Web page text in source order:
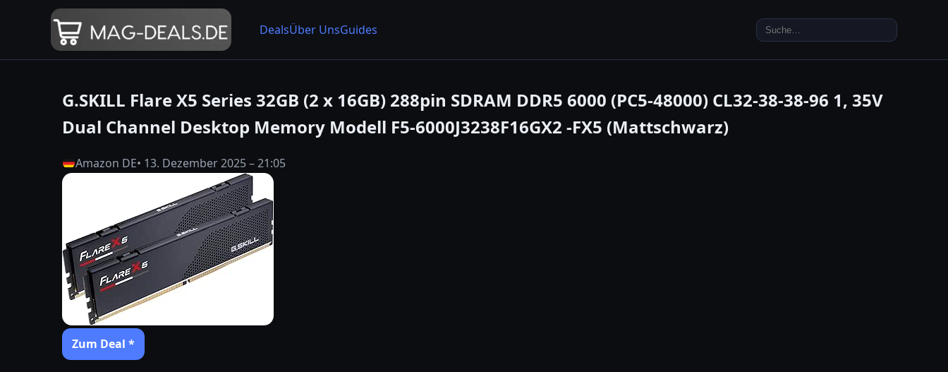
DealsÜber UnsGuides
Search
for:
G.SKILL Flare X5 Series 32GB (2 x 16GB) 288pin SDRAM DDR5 6000 (PC5-48000) CL32-38-38-96 1, 35V
Dual Channel Desktop Memory Modell F5-6000J3238F16GX2 -FX5 (Mattschwarz)
Amazon DE• 13. Dezember 2025 – 21:05
Zum Deal *